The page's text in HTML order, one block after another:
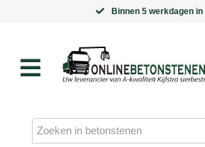
Binnen 5 werkdagen in